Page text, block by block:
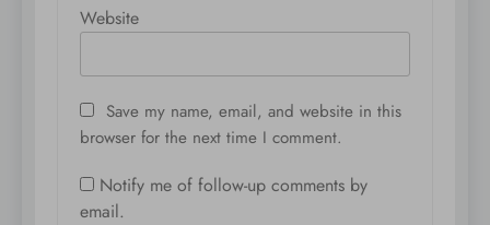
Website
Save my name, email, and website in this
browser for the next time I comment.
Notify me of follow-up comments by
email.